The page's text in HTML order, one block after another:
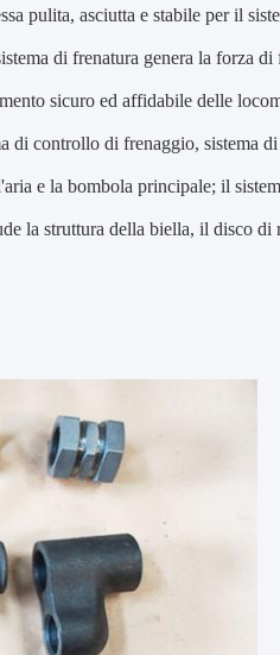
pulita, asciutta e stabile per il
di frenatura genera la forza di
sicuro ed affidabile delle
di controllo di frenaggio, sistema
e la bombola principale; il
la struttura della biella, il disco di